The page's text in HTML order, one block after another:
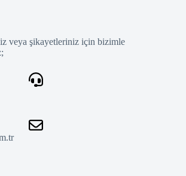
veya şikayetleriniz için bizimle